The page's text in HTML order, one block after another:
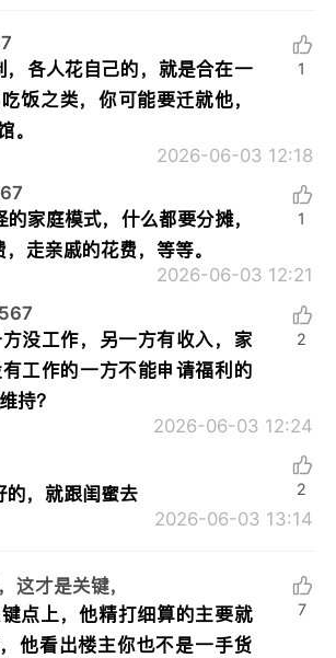
各人花自己的，就是合在一
饭之类，你可能要迁就他，
。
2026-06-03 12:18
1
家庭模式，什么都要分摊，
走亲戚的花费，等等。
2026-06-03 12:21
1
没工作，另一方有收入，家
工作的一方不能申请福利的
持？
2026-06-03 12:24
2
的，就跟闺蜜去
2026-06-03 13:14
2
这才是关键，
点上，他精打细算的主要就
他看出楼主你也不是一手货
7